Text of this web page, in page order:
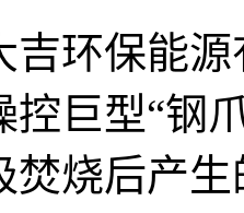
保能源
控巨型“钢
焚烧后产